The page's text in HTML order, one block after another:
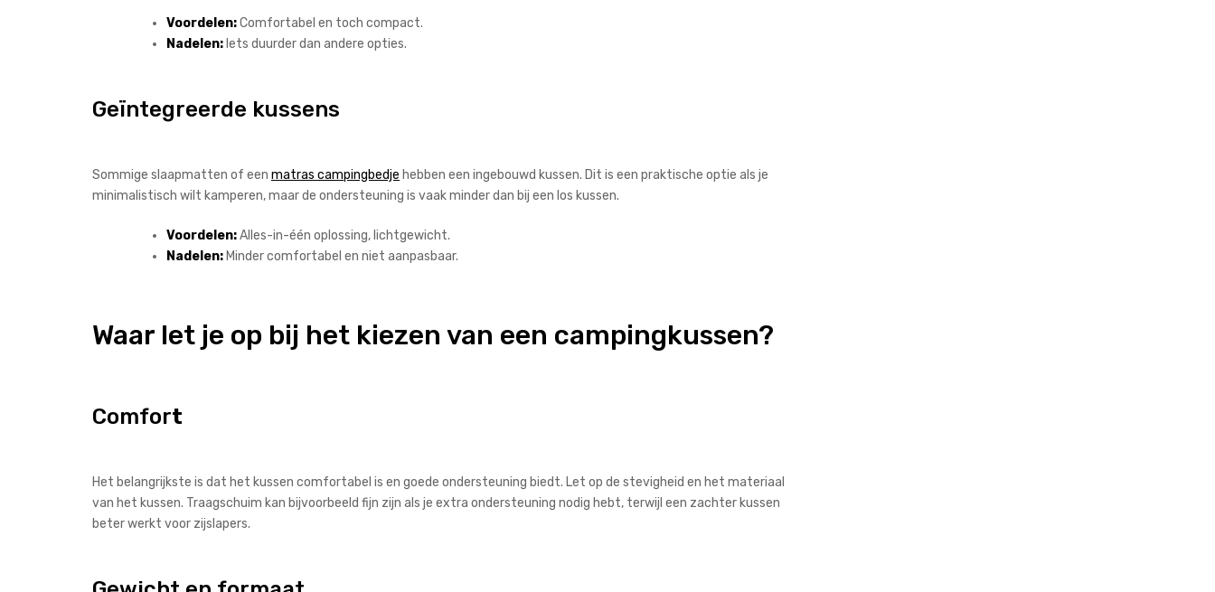
Voordelen:Comfortabel en toch compact.
Nadelen: Iets duurder dan andere opties.
Geïntegreerde kussens
Sommige slaapmatten of een matras campingbedje hebben een ingebouwd kussen. Dit is een praktische optie als je
minimalistisch wilt kamperen, maar de ondersteuning is vaak minder dan bij een los kussen.
Voordelen:Alles-in-één oplossing, lichtgewicht.
Nadelen: Minder comfortabel en niet aanpasbaar.
Waar let je op bij het kiezen van een campingkussen?
Comfort
Het belangrijkste is dat het kussen comfortabel is en goede ondersteuning biedt. Let op de stevigheid en het materiaal
van het kussen. Traagschuim kan bijvoorbeeld fijn zijn als je extra ondersteuning nodig hebt, terwijl een zachter kussen
beter werkt voor zijslapers.